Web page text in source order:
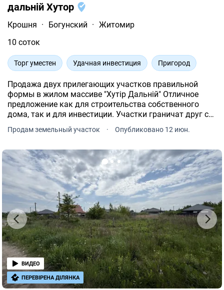
дальній Хутор
Крошня · Богунский · Житомир
10 соток
Торг уместен Удачная инвестиция Пригород
Продажа двух прилегающих участков правильной
формы в жилом массиве "Хутір Дальній" Отличное
предложение как для строительства собственного
дома, так и для инвестиции. Участки граничат друг с
другом, что дает возможность объединить их в
большую территорию 20 соток или построить два
Продам земельный участок · Опубликовано 12 июн.
ВИДЕО
ПЕРЕВІРЕНА ДІЛЯНКА